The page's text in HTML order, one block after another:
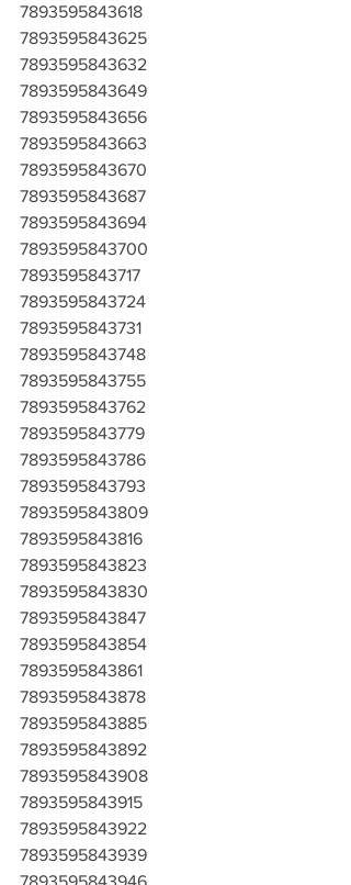
7893595843618
7893595843625
7893595843632
7893595843649
7893595843656
7893595843663
7893595843670
7893595843687
7893595843694
7893595843700
7893595843717
7893595843724
7893595843731
7893595843748
7893595843755
7893595843762
7893595843779
7893595843786
7893595843793
7893595843809
7893595843816
7893595843823
7893595843830
7893595843847
7893595843854
7893595843861
7893595843878
7893595843885
7893595843892
7893595843908
7893595843915
7893595843922
7893595843939